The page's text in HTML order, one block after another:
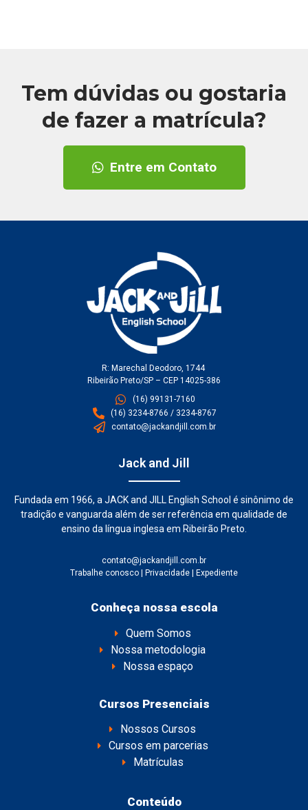
Tem dúvidas ou gostaria
de fazer a matrícula?
Entre em Contato
R: Marechal Deodoro, 1744
Ribeirão Preto/SP – CEP 14025-386
(16) 99131-7160
(16) 3234-8766 / 3234-8767
contato@jackandjill.com.br
Jack and Jill
Fundada em 1966, a JACK and JILL English School é sinônimo de
tradição e vanguarda além de ser referência em qualidade de
ensino da língua inglesa em Ribeirão Preto.
contato@jackandjill.com.br
Trabalhe conosco
Privacidade Expediente
Conheça nossa escola
Quem Somos
Nossa metodologia
Nossa espaço
Cursos Presenciais
Nossos Cursos
Cursos em parcerias
Matrículas
Conteúdo